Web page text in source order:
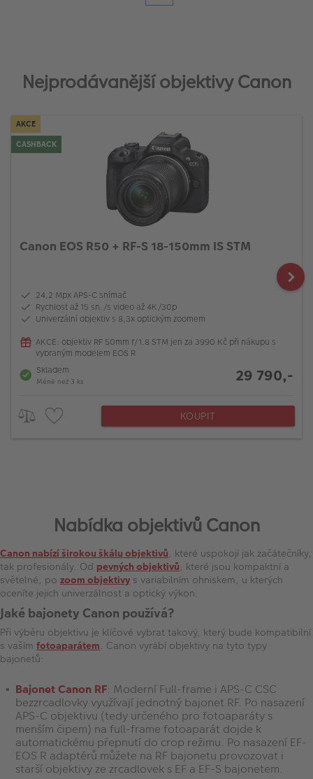
Nejprodávanější objektivy Canon
AKCE
CASHBACK
Canon EOS R50 + RF-S 18-150mm IS STM
24,2 Mpx APS-C snímač
Rychlost až 15 sn./s video až 4K/30p
Univerzální objektiv s 8,3x optickým zoomem
AKCE: objektiv RF 50mm f/1.8 STM jen za 3990 Kč při nákupu s
vybraným modelem EOS R
Skladem
Méně než 3 ks 29 790,-
KOUPIT
Nabídka objektivů Canon
Canon nabízí širokou škálu objektivů, které uspokojí jak začátečníky,
tak profesionály. Od pevných objektivů, které jsou kompaktní a
světelné, po zoom objektivy s variabilním ohniskem, u kterých
oceníte jejich univerzálnost a optický výkon.
Jaké bajonety Canon používá?
Při výběru objektivu je klíčové vybrat takový, který bude kompatibilní
s vaším fotoaparátem. Canon vyrábí objektivy na tyto typy
bajonetů:
Bajonet Canon RF: Moderní Full-frame i APS-C CSC
bezzrcadlovky využívají jednotný bajonet RF. Po nasazení
APS-C objektivu (tedy určeného pro fotoaparáty s
menším čipem) na full-frame fotoaparát dojde k
automatickému přepnutí do crop režimu. Po nasazení EF-
EOS R adaptérů můžete na RF bajonetu provozovat i
starší objektivy ze zrcadlovek s EF a EF-S bajonetem.